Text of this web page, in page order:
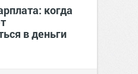
когда
в деньги